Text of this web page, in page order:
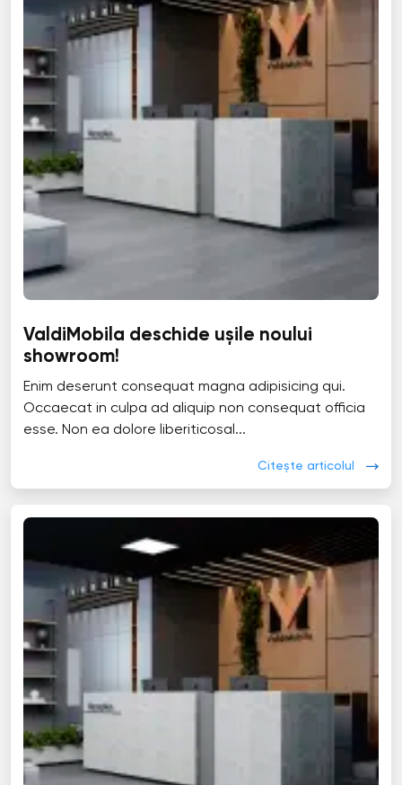
ValdiMobila deschide ușile noului
showroom!
Enim deserunt consequat magna adipisicing qui.
Occaecat in culpa ad aliquip non consequat officia
esse. Non ea dolore liberiticosal...
Citește articolul